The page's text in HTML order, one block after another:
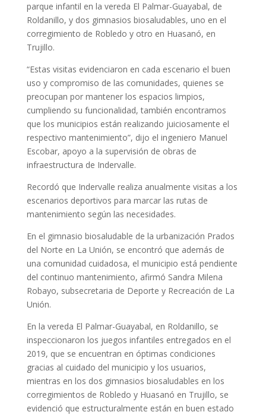
parque infantil en la vereda El Palmar-Guayabal, de
Roldanillo, y dos gimnasios biosaludables, uno en el
corregimiento de Robledo y otro en Huasanó, en
Trujillo.
“Estas visitas evidenciaron en cada escenario el buen
uso y compromiso de las comunidades, quienes se
preocupan por mantener los espacios limpios,
cumpliendo su funcionalidad, también encontramos
que los municipios están realizando juiciosamente el
respectivo mantenimiento”, dijo el ingeniero Manuel
Escobar, apoyo a la supervisión de obras de
infraestructura de Indervalle.
Recordó que Indervalle realiza anualmente visitas a los
escenarios deportivos para marcar las rutas de
mantenimiento según las necesidades.
En el gimnasio biosaludable de la urbanización Prados
del Norte en La Unión, se encontró que además de
una comunidad cuidadosa, el municipio está pendiente
del continuo mantenimiento, afirmó Sandra Milena
Robayo, subsecretaria de Deporte y Recreación de La
Unión.
En la vereda El Palmar-Guayabal, en Roldanillo, se
inspeccionaron los juegos infantiles entregados en el
2019, que se encuentran en óptimas condiciones
gracias al cuidado del municipio y los usuarios,
mientras en los dos gimnasios biosaludables en los
corregimientos de Robledo y Huasanó en Trujillo, se
evidenció que estructuralmente están en buen estado